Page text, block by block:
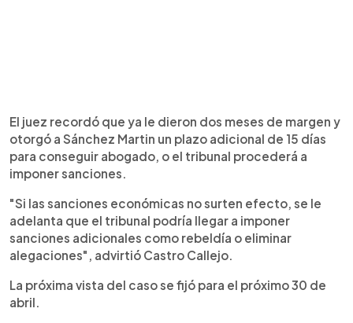
El juez recordó que ya le dieron dos meses de margen y
otorgó a Sánchez Martin un plazo adicional de 15 días
para conseguir abogado, o el tribunal procederá a
imponer sanciones.
"Si las sanciones económicas no surten efecto, se le
adelanta que el tribunal podría llegar a imponer
sanciones adicionales como rebeldía o eliminar
alegaciones", advirtió Castro Callejo.
La próxima vista del caso se fijó para el próximo 30 de
abril.